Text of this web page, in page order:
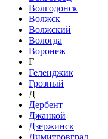
Волгодонск
Волжск
Волжский
Вологда
Воронеж
Г
Геленджик
Грозный
Д
Дербент
Джанкой
Дзержинск
Димитровград